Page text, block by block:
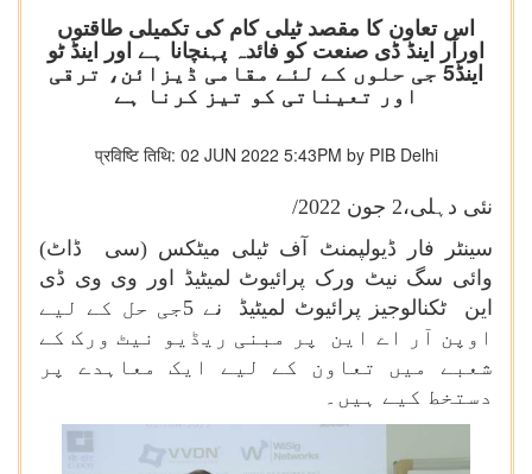
​​​​​​​اس تعاون کا مقصد ٹیلی کام کی تکمیلی طاقتوں
اورآر اینڈ ڈی صنعت کو فائدہ پہنچانا ہے اور اینڈ ٹو
اینڈ5 جی حلوں کے لئے مقامی ڈیزائن، ترقی
اور تعیناتی کو تیز کرنا ہے
प्रविष्टि तिथि: 02 JUN 2022 5:43PM by PIB Delhi
نئی دہلی،2 جون 2022/
سینٹر فار ڈیولپمنٹ آف ٹیلی میٹکس (سی ڈاٹ)
وائی سگ نیٹ ورک پرائیوٹ لمیٹیڈ اور وی وی ڈی
این ٹکنالوجیز پرائیوٹ لمیٹیڈ نے 5جی حل کے لیے
اوپن آر اے این پر مبنی ریڈیو نیٹ ورک کے
شعبے میں تعاون کے لیے ایک معاہدے پر
دستخط کیے ہیں۔